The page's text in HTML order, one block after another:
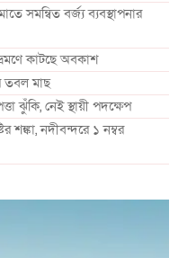
সমন্বিত বর্জ্য ব্যবস্থাপনার
কাটছে অবকাশ
তবল মাছ
ঝুঁকি, নেই স্থায়ী পদক্ষেপ
শঙ্কা, নদীবন্দরে ১ নম্বর
ঢাকার আকাশও মেঘলা
সাগরে একাধিক লঘুচাপের শঙ্কা